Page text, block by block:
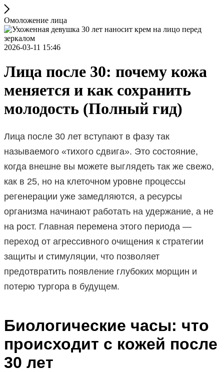
Омоложение лица
2026-03-11 15:46
Лица после 30: почему кожа
меняется и как сохранить
молодость (Полный гид)
Лица после 30 лет вступают в фазу так
называемого «тихого сдвига». Это состояние,
когда внешне вы можете выглядеть так же свежо,
как в 25, но на клеточном уровне процессы
регенерации уже замедляются, а ресурсы
организма начинают работать на удержание, а не
на рост. Главная перемена этого периода —
переход от агрессивного очищения к стратегии
защиты и стимуляции, что позволяет
предотвратить появление глубоких морщин и
потерю тургора в будущем.
Биологические часы: что
происходит с кожей после
30 лет